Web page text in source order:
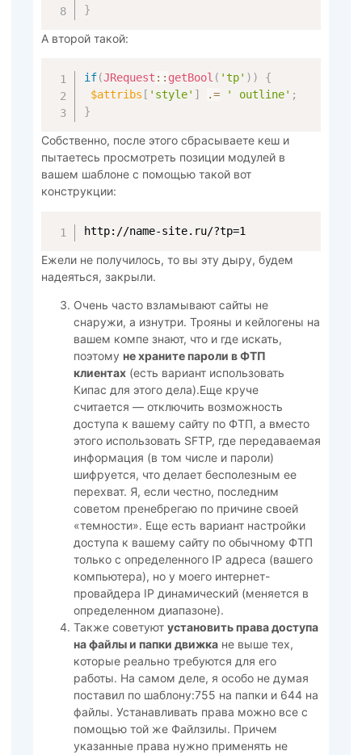
}
А второй такой:
if(JRequest :: getBool ( 'tp' ) )
{
$attribs [ 'style' ] .= ' outline' ;
}
Собственно, после этого сбрасываете кеш и
пытаетесь просмотреть позиции модулей в
вашем шаблоне с помощью такой вот
конструкции:
http://name-site.ru/?tp=1
Ежели не получилось, то вы эту дыру, будем
надеяться, закрыли.
Очень часто взламывают сайты не
снаружи, а изнутри. Трояны и кейлогены на
вашем компе знают, что и где искать,
поэтому не храните пароли в ФТП
клиентах(есть вариант использовать
Кипас для этого дела).Еще круче
считается — отключить возможность
доступа к вашему сайту по ФТП, а вместо
этого использовать SFTP, где передаваемая
информация (в том числе и пароли)
шифруется, что делает бесполезным ее
перехват. Я, если честно, последним
советом пренебрегаю по причине своей
«темности». Еще есть вариант настройки
доступа к вашему сайту по обычному ФТП
только с определенного IP адреса (вашего
компьютера), но у моего интернет-
провайдера IP динамический (меняется в
определенном диапазоне).
Также советуют установить права доступа
на файлы и папки движкане выше тех,
которые реально требуются для его
работы. На самом деле, я особо не думая
поставил по шаблону:755 на папки и 644 на
файлы. Устанавливать права можно все с
помощью той же Файлзилы. Причем
указанные права нужно применять не